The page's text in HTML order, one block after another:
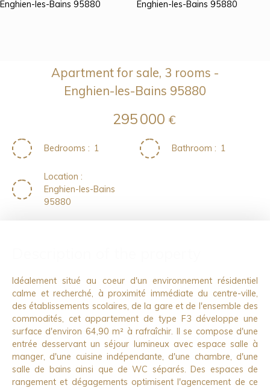
Apartment for sale, 3 rooms -
Enghien-les-Bains 95880
295 000 €
Bedrooms : 1 Bathroom : 1
Location :
Enghien-les-Bains
95880
Idéalement situé au coeur d'un environnement résidentiel
calme et recherché, à proximité immédiate du centre-ville,
des établissements scolaires, de la gare et de l'ensemble des
commodités, cet appartement de type F3 développe une
surface d'environ 64,90 m² à rafraîchir. Il se compose d'une
entrée desservant un séjour lumineux avec espace salle à
manger, d'une cuisine indépendante, d'une chambre, d'une
salle de bains ainsi que de WC séparés. Des espaces de
rangement et dégagements optimisent l'agencement de ce